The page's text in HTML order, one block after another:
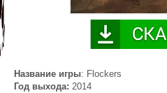
Название игры: Flockers
Год выхода: 2014